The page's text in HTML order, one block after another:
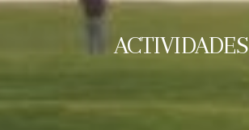
ACTIVIDADES